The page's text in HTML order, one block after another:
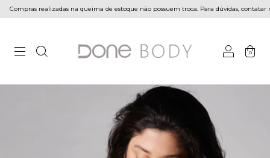
realizadas na queima de estoque não possuem troca. Para dúvidas, contatar
0